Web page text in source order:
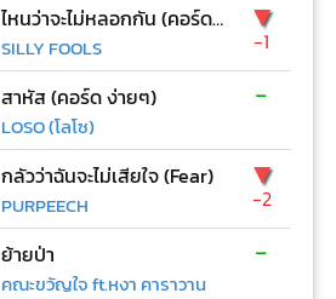
ไหนว่าจะไม่หลอกกัน (คอร์ด ง่ายๆ)
SILLY FOOLS
▼
-1
สาหัส (คอร์ด ง่ายๆ)
LOSO (โลโซ)
-
กลัวว่าฉันจะไม่เสียใจ (Fear)
PURPEECH
▼
-2
ย้ายป่า
คณะขวัญใจ ft.หงา คาราวาน
-